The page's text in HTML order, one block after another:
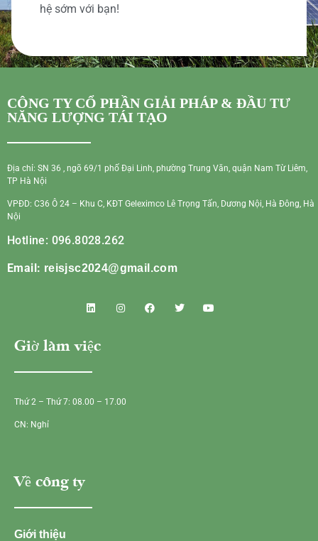
hệ sớm với bạn!
CÔNG TY CỔ PHẦN GIẢI PHÁP & ĐẦU TƯ
NĂNG LƯỢNG TÁI TẠO
Địa chỉ: SN 36 , ngõ 69/1 phố Đại Linh, phường Trung Văn, quận Nam Từ Liêm,
TP Hà Nội
VPĐD: C36 Ô 24 – Khu C, KĐT Geleximco Lê Trọng Tấn, Dương Nội, Hà Đông, Hà
Nội
Hotline: 096.8028.262
Email: reisjsc2024@gmail.com
Giờ làm việc
Thứ 2 – Thứ 7: 08.00 – 17.00
CN: Nghỉ
Về công ty
Giới thiệu